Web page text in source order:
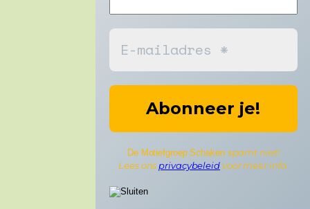
De Motiefgroep Schaken spamt niet!
Lees ons privacybeleidvoor meer info.